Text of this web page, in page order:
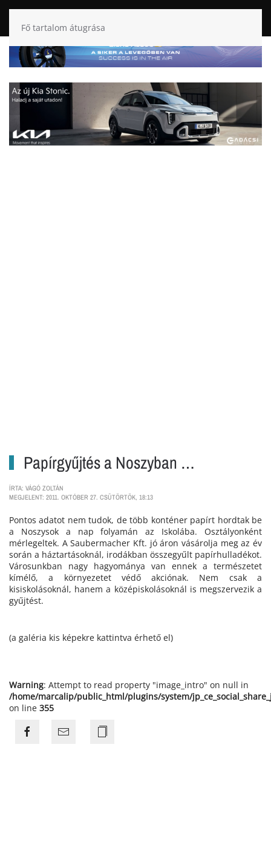
Fő tartalom átugrása
Papírgyűjtés a Noszyban …
ÍRTA: VÁGÓ ZOLTÁN
MEGJELENT: 2011. OKTÓBER 27. CSÜTÖRTÖK, 18:13
Pontos adatot nem tudok, de több konténer papírt hordtak be
a Noszysok a nap folyamán az Iskolába. Osztályonként
mérlegeltek. A Saubermacher Kft. jó áron vásárolja meg az év
során a háztartásoknál, irodákban összegyűlt papírhulladékot.
Városunkban nagy hagyománya van ennek a természetet
kímélő, a környezetet védő akciónak. Nem csak a
kisiskolásoknál, hanem a középiskolásoknál is megszervezik a
gyűjtést.
(a galéria kis képekre kattintva érhető el)
Warning: Attempt to read property "image_intro" on null in
/home/marcalip/public_html/plugins/system/
on line 355